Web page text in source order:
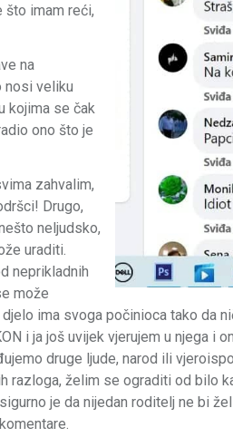
što imam reći,
na
nosi veliku
kojima se čak
ono što je
zahvalim,
Drugo,
neljudsko,
uraditi.
neprikladnih
može
ima svoga počinioca tako da
i ja još uvijek vjerujem u njega i
druge ljude, narod ili
razloga, želim se ograditi od bilo
je da nijedan roditelj ne bi